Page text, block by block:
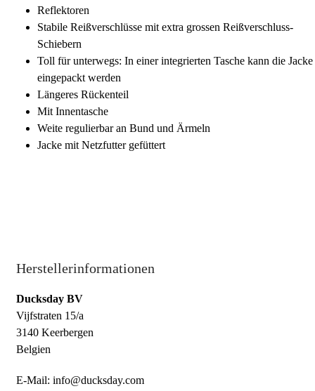
Reflektoren
Stabile Reißverschlüsse mit extra grossen Reißverschluss-
Schiebern
Toll für unterwegs: In einer integrierten Tasche kann die Jacke
eingepackt werden
Längeres Rückenteil
Mit Innentasche
Weite regulierbar an Bund und Ärmeln
Jacke mit Netzfutter gefüttert
Herstellerinformationen
Ducksday BV
Vijfstraten 15/a
3140 Keerbergen
Belgien
E-Mail: info@ducksday.com